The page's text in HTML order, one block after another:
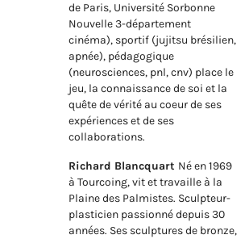
de Paris, Université Sorbonne
Nouvelle 3-département
cinéma), sportif (jujitsu brésilien,
apnée), pédagogique
(neurosciences, pnl, cnv) place le
jeu, la connaissance de soi et la
quête de vérité au coeur de ses
expériences et de ses
collaborations.
Richard Blancquart Né en 1969
à Tourcoing, vit et travaille à la
Plaine des Palmistes. Sculpteur-
plasticien passionné depuis 30
années. Ses sculptures de bronze,